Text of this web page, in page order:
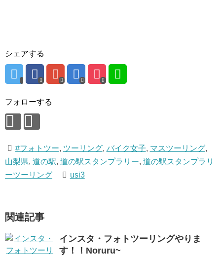
シェアする
フォローする
#フォトツー, ツーリング, バイク女子, マスツーリング,
山梨県, 道の駅, 道の駅スタンプラリー, 道の駅スタンプラリ
ーツーリング
usi3
関連記事
インスタ・フォトツーリングやりま
す！！Noruru~